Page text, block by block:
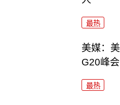
最热
美媒：
G20峰会
最热